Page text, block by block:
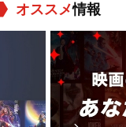
Matthieu Penchinat
役：Raoul Coutard
オススメ情報